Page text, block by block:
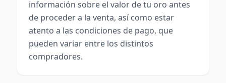
información sobre el valor de tu oro antes
de proceder a la venta, así como estar
atento a las condiciones de pago, que
pueden variar entre los distintos
compradores.